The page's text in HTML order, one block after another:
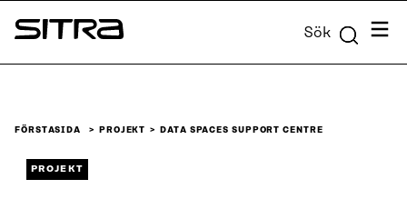
Skip to
content
Sitra Sök Meny
FÖRSTASIDA PROJEKT DATA SPACES SUPPORT CENTRE
PROJEKT